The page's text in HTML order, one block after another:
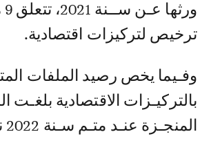
ترخيص لتركيزات اقتصادية.
وفـيما يخص رصيد الملفات
بالتركيـزات الاقتصادية بلغـت